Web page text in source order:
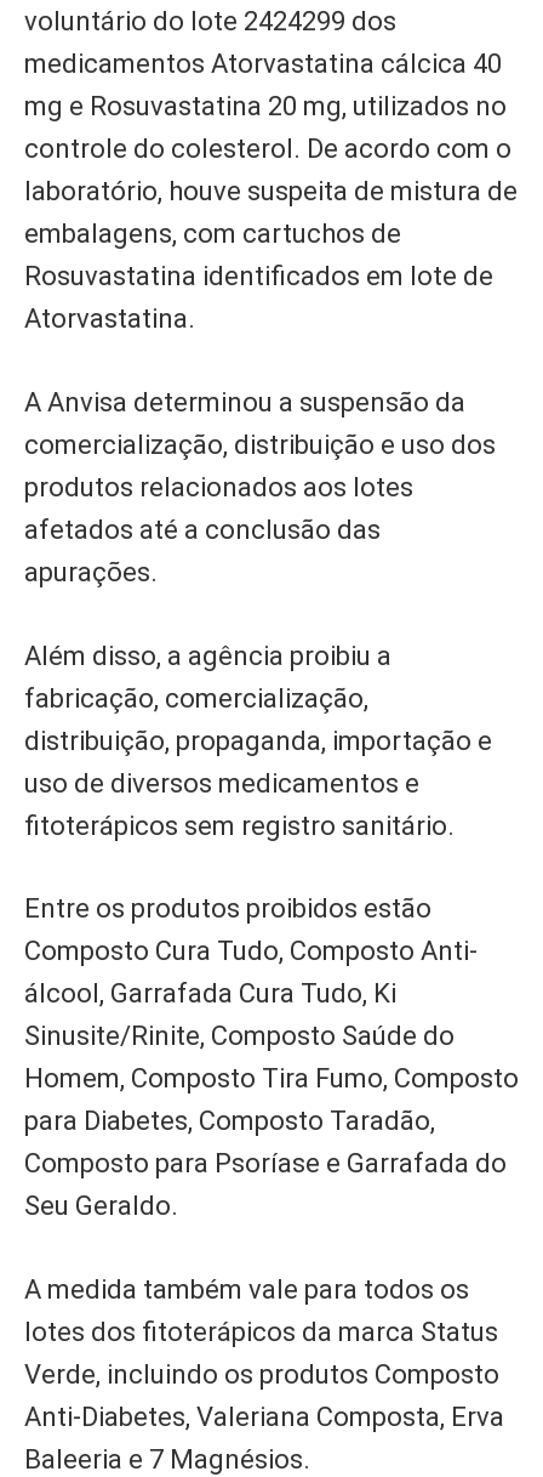
voluntário do lote 2424299 dos
medicamentos Atorvastatina cálcica 40
mg e Rosuvastatina 20 mg, utilizados no
controle do colesterol. De acordo com o
laboratório, houve suspeita de mistura de
embalagens, com cartuchos de
Rosuvastatina identificados em lote de
Atorvastatina.
A Anvisa determinou a suspensão da
comercialização, distribuição e uso dos
produtos relacionados aos lotes
afetados até a conclusão das
apurações.
Além disso, a agência proibiu a
fabricação, comercialização,
distribuição, propaganda, importação e
uso de diversos medicamentos e
fitoterápicos sem registro sanitário.
Entre os produtos proibidos estão
Composto Cura Tudo, Composto Anti-
álcool, Garrafada Cura Tudo, Ki
Sinusite/Rinite, Composto Saúde do
Homem, Composto Tira Fumo, Composto
para Diabetes, Composto Taradão,
Composto para Psoríase e Garrafada do
Seu Geraldo.
A medida também vale para todos os
lotes dos fitoterápicos da marca Status
Verde, incluindo os produtos Composto
Anti-Diabetes, Valeriana Composta, Erva
Baleeria e 7 Magnésios.